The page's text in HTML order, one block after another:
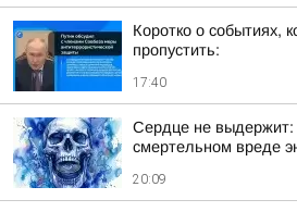
Коротко о событиях,
пропустить:
17:40
Сердце не выдержит:
смертельном вреде
20:09